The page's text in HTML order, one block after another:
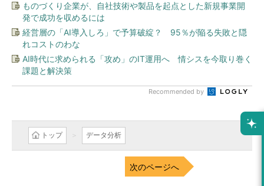
ものづくり企業が、自社技術や製品を起点とした新規事業開
発で成功を収めるには
経営層の「AI導入しろ」で予算破綻？ 95％が陥る失敗と隠
れコストのわな
AI時代に求められる「攻め」のIT運用へ 情シスを今取り巻く
課題と解決策
Recommended by
トップ データ分析
次のページへ